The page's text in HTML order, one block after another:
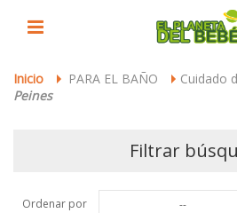
Inicio > PARA EL BAÑO > Cuidado
Peines
Filtrar
Ordenar por --